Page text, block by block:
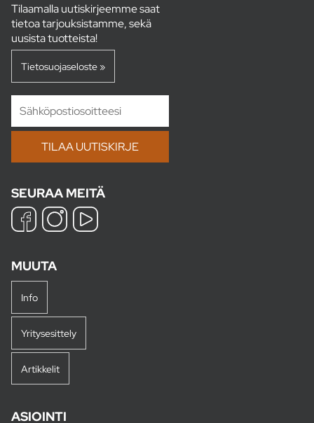
Tilaamalla uutiskirjeemme saat
tietoa tarjouksistamme, sekä
uusista tuotteista!
Tietosuojaseloste »
SEURAA MEITÄ
MUUTA
Info
Yritysesittely
Artikkelit
ASIOINTI